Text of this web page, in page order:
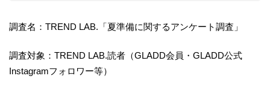
調査名：TREND LAB.「夏準備に関するアンケート調査」
調査対象：TREND LAB.読者（GLADD会員・GLADD公式
Instagramフォロワー等）